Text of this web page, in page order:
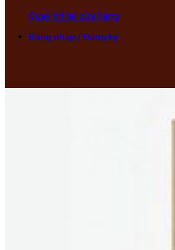
Quay trở lại cửa hàng
Đăng nhập / Đăng ký